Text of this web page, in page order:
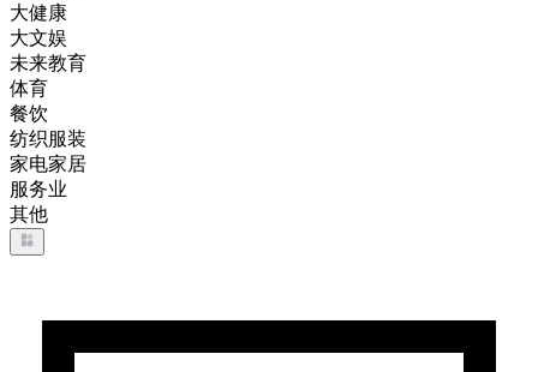
大健康
大文娱
未来教育
体育
餐饮
纺织服装
家电家居
服务业
其他